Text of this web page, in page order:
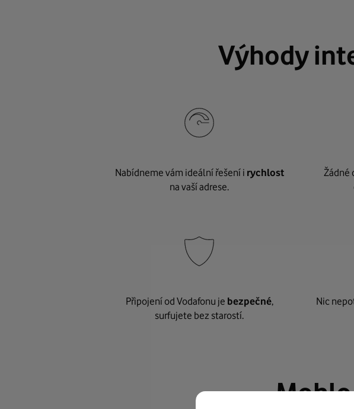
Výhody
Nabídneme vám ideální řešení i rychlost
na vaší adrese.
Žádné
Připojení od Vodafonu je bezpečné,
surfujete bez starostí.
Nic